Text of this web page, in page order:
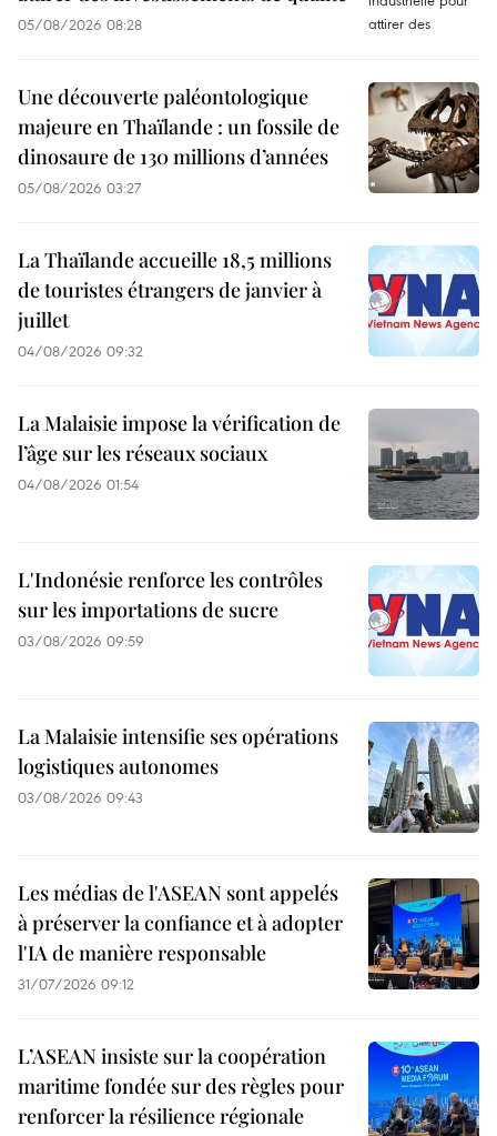
05/08/2026 08:28
Une découverte paléontologique
majeure en Thaïlande : un fossile de
dinosaure de 130 millions d’années
05/08/2026 03:27
La Thaïlande accueille 18,5 millions
de touristes étrangers de janvier à
juillet
04/08/2026 09:32
La Malaisie impose la vérification de
l’âge sur les réseaux sociaux
04/08/2026 01:54
L'Indonésie renforce les contrôles
sur les importations de sucre
03/08/2026 09:59
La Malaisie intensifie ses opérations
logistiques autonomes
03/08/2026 09:43
Les médias de l'ASEAN sont appelés
à préserver la confiance et à adopter
l'IA de manière responsable
31/07/2026 09:12
L’ASEAN insiste sur la coopération
maritime fondée sur des règles pour
renforcer la résilience régionale